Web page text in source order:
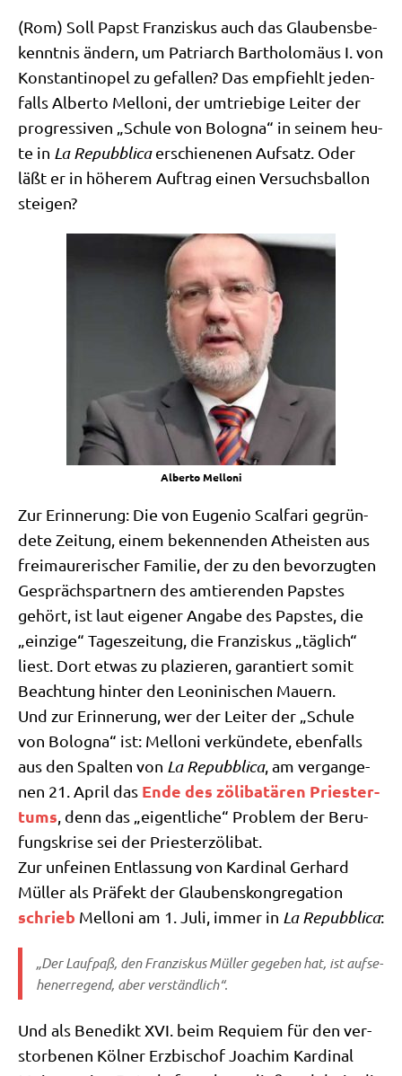
(Rom) Soll Papst Fran­zis­kus auch das Glau­bens­be­
kennt­nis ändern, um Patri­arch Bar­tho­lo­mä­us I. von
Kon­stan­ti­no­pel zu gefal­len? Das emp­fiehlt jeden­
falls Alber­to Mel­lo­ni, der umtrie­bi­ge Lei­ter der
pro­gres­si­ven „Schu­le von Bolo­gna“ in sei­nem heu­
te in La Repubbli­caerschie­ne­nen Auf­satz. Oder
läßt er in höhe­rem Auf­trag einen Ver­suchs­bal­lon
steigen?
Alber­to Melloni
Zur Erin­ne­rung: Die von Euge­nio Scal­fa­ri gegrün­
de­te Zei­tung, einem beken­nen­den Athe­isten aus
frei­mau­re­ri­scher Fami­lie, der zu den bevor­zug­ten
Gesprächs­part­nern des amtie­ren­den Pap­stes
gehört, ist laut eige­ner Anga­be des Pap­stes, die
„ein­zi­ge“ Tages­zei­tung, die Fran­zis­kus „täg­lich“
liest. Dort etwas zu pla­zie­ren, garan­tiert somit
Beach­tung hin­ter den Leo­ni­ni­schen Mauern.
Und zur Erin­ne­rung, wer der Lei­ter der „Schu­le
von Bolo­gna“ ist: Mel­lo­ni ver­kün­de­te, eben­falls
aus den Spal­ten von La Repubbli­ca, am ver­gan­ge­
nen 21. April das Ende des zöli­ba­t­ä­ren Prie­ster­
tums, denn das „eigent­li­che“ Pro­blem der Beru­
fungs­kri­se sei der Priesterzölibat.
Zur unfei­nen Ent­las­sung von Kar­di­nal Ger­hard
Mül­ler als Prä­fekt der Glau­bens­kon­gre­ga­ti­on
schrieb Mel­lo­ni am 1. Juli, immer in La Repubbli­ca:
„Der Lauf­paß, den Fran­zis­kus Mül­ler gege­ben hat, ist auf­se­
hen­er­re­gend, aber verständlich“.
Und als Bene­dikt XVI. beim Requi­em für den ver­
stor­be­nen Köl­ner Erz­bi­schof Joa­chim Kar­di­nal